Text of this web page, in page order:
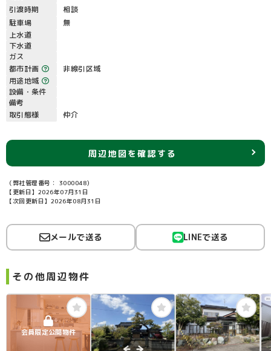
引渡時期
相談
駐車場
無
上水道
下水道
ガス
都市計画
非線引区域
用途地域
設備・条件
備考
取引態様
仲介
周辺地図を確認する
（弊社管理番号： 3000048）
【更新日】2026年07月31日
【次回更新日】2026年08月31日
メールで送る LINEで送る
その他周辺物件
会員限定公開物件